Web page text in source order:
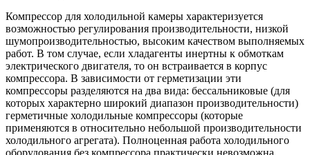
Компрессор для холодильной камеры характеризуется
возможностью регулирования производительности, низкой
шумопроизводительностью, высоким качеством выполняемых
работ. В том случае, если хладагенты инертны к обмоткам
электрического двигателя, то он встраивается в корпус
компрессора. В зависимости от герметизации эти
компрессоры разделяются на два вида: бессальниковые (для
которых характерно широкий диапазон производительности)
герметичные холодильные компрессоры (которые
применяются в относительно небольшой производительности
холодильного агрегата). Полноценная работа холодильного